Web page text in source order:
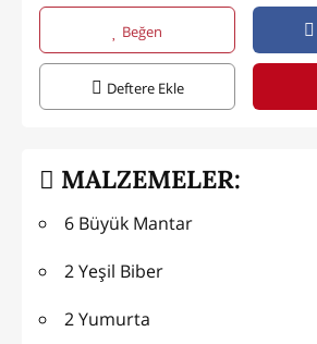
Beğen
Deftere Ekle
MALZEMELER:
6 Büyük Mantar
2 Yeşil Biber
2 Yumurta